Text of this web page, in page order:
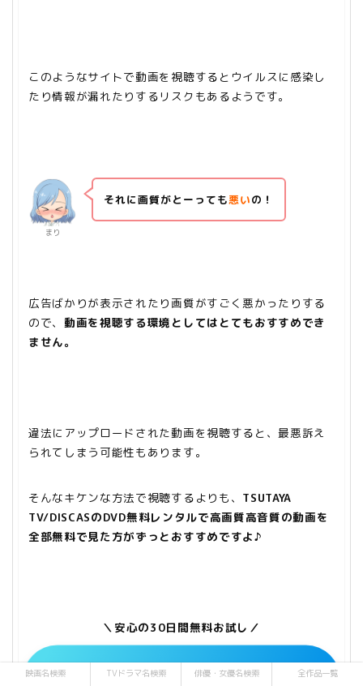
このようなサイトで動画を視聴するとウイルスに感染し
たり情報が漏れたりするリスクもあるようです。
まり
それに画質がとーっても悪いの！
広告ばかりが表示されたり画質がすごく悪かったりする
ので、動画を視聴する環境としてはとてもおすすめでき
ません。
違法にアップロードされた動画を視聴すると、最悪訴え
られてしまう可能性もあります。
そんなキケンな方法で視聴するよりも、 TSUTAYA
TV/DISCASのDVD無料レンタルで高画質高音質の動画を
全部無料で見た方がずっとおすすめですよ♪
＼安心の30日間無料お試し／
TSUTAYA DISCAS/TSUTAYA TVで
映画名検索 TVドラマ名検索 俳優・女優名検索 全作品一覧